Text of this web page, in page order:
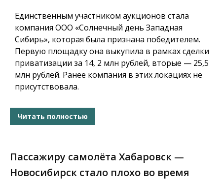
Единственным участником аукционов стала
компания ООО «Солнечный день Западная
Сибирь», которая была признана победителем.
Первую площадку она выкупила в рамках сделки
приватизации за 14, 2 млн рублей, вторые — 25,5
млн рублей. Ранее компания в этих локациях не
присутствовала.
Читать полностью
Пассажиру самолёта Хабаровск —
Новосибирск стало плохо во время